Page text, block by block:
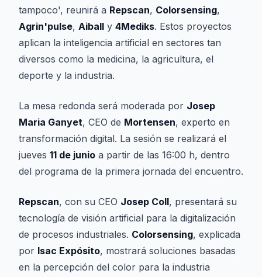
tampoco', reunirá a Repscan, Colorsensing,
Agrin'pulse, Aiball y 4Mediks. Estos proyectos
aplican la inteligencia artificial en sectores tan
diversos como la medicina, la agricultura, el
deporte y la industria.
La mesa redonda será moderada por Josep
Maria Ganyet, CEO de Mortensen, experto en
transformación digital. La sesión se realizará el
jueves 11 de junio a partir de las 16:00 h, dentro
del programa de la primera jornada del encuentro.
Repscan, con su CEO Josep Coll, presentará su
tecnología de visión artificial para la digitalización
de procesos industriales. Colorsensing, explicada
por Isac Expósito, mostrará soluciones basadas
en la percepción del color para la industria